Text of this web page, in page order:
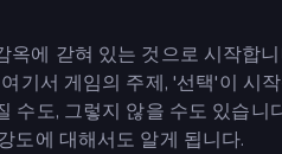
에 갇혀 있는 것으로 시작합
기서 게임의 주제, '선택'이 시
수도, 그렇지 않을 수도 있습
도에 대해서도 알게 됩니다.